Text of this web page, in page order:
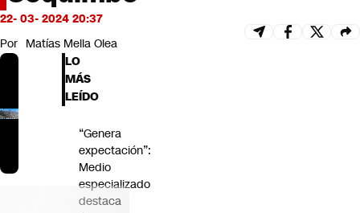
CNN Data
CNN tiempo
Futuro 360
Opinión
22- 03- 2024 20:37
Por Matías Mella Olea
LO
MÁS
LEÍDO
“Genera
expectación”:
Medio
especializado
destaca